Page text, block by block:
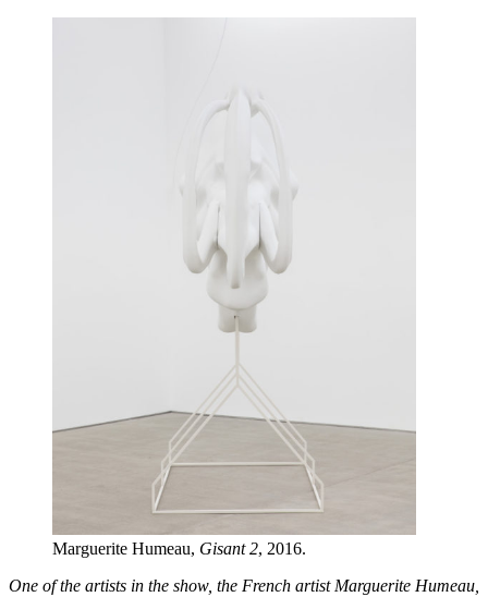
Marguerite Humeau, Gisant 2, 2016.
One of the artists in the show, the French artist Marguerite Humeau,